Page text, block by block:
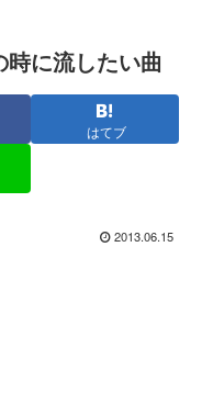
に流したい曲
はてブ
2013.06.15